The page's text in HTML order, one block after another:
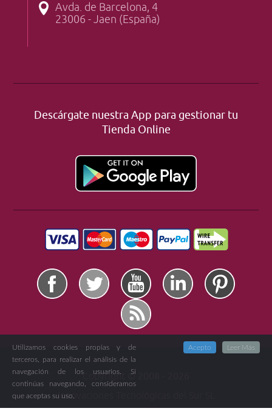
Avda. de Barcelona, 4
23006 - Jaen (España)
Descárgate nuestra App para gestionar tu
Tienda Online
Copyright ©
Innovaciones Tecnológicas del Sur SL
Utilizamos cookies propias y de
terceros, para realizar el análisis de la
navegación de los usuarios. Si
continúas navegando, consideramos
que aceptas su uso.
Acepto Leer Más